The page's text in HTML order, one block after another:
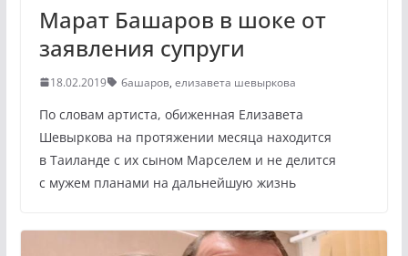
Марат Башаров в шоке от
заявления супруги
18.02.2019 башаров, елизавета шевыркова
По словам артиста, обиженная Елизавета
Шевыркова на протяжении месяца находится
в Таиланде с их сыном Марселем и не делится
с мужем планами на дальнейшую жизнь